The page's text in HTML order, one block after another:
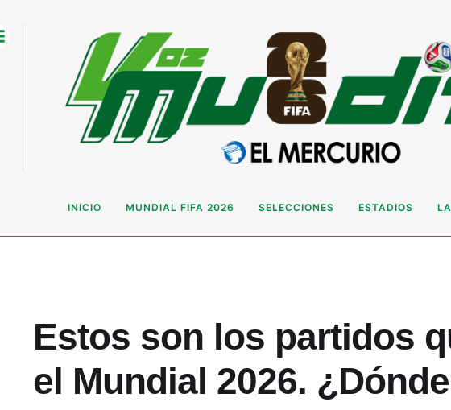
INICIO MUNDIAL FIFA 2026 SELECCIONES ESTADIOS
Estos son los partidos
el Mundial 2026.